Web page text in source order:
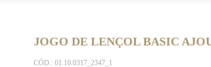
JOGO DE LENÇOL BASIC
CÓD.: 01.10.0317_2347_1